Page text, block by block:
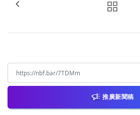
推廣新聞稿